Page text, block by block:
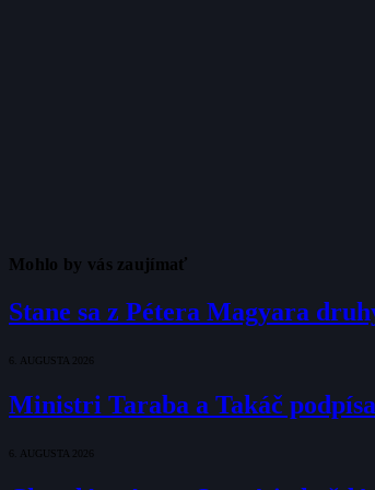
Mohlo by vás zaujímať
Stane sa z Pétera Magyara
6. AUGUSTA 2026
Ministri Taraba a Takáč
6. AUGUSTA 2026